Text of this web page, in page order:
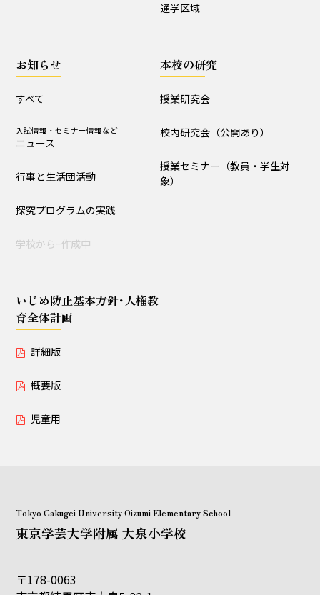
授業研究会
校内研究会（公開あり）
授業セミナー（教員・学生
いじめ防止基本方針･人権教育全体計画
通学区域
お知らせ
すべて
入試情報・セミナー情報など
ニュース
行事と生活団活動
探究プログラムの実践
学校からｰ作成中
本校の研究
授業研究会
校内研究会（公開あり）
授業セミナー（教員・学生対
象）
いじめ防止基本方針･人権教
育全体計画
詳細版
概要版
児童用
Tokyo Gakugei University Oizumi Elementary School
東京学芸大学附属 大泉小学校
〒178-0063